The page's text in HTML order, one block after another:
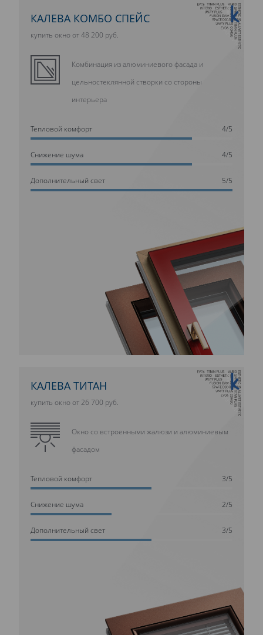
10 ЛЕТ ГАРАНТИИ
КАЛЕВА КОМБО СПЕЙС
купить окно от 48 200 руб.
Комбинация из алюминиевого фасада и
цельностеклянной створки со стороны
интерьера
Тепловой комфорт 4/5
Cнижение шума 4/5
Дополнительный свет 5/5
10 ЛЕТ ГАРАНТИИ
КАЛЕВА ТИТАН
купить окно от 26 700 руб.
Окно со встроенными жалюзи и алюминиевым
фасадом
Тепловой комфорт 3/5
Cнижение шума 2/5
Дополнительный свет 3/5